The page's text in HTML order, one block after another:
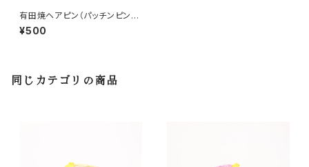
有田焼ヘアピン（パッチンピン）
貝殻
¥500
同じカテゴリの商品